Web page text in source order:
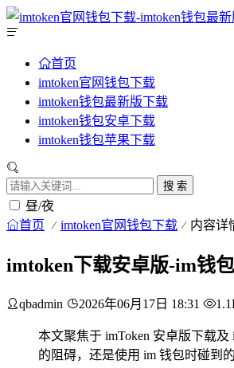
首页
imtoken官网钱包下载
imtoken钱包最新版下载
imtoken钱包安卓下载
imtoken钱包苹果下载
搜 索
昼/夜
首页 imtoken官网钱包下载 内容详
imtoken下载安卓版-im钱
qbadmin 2026年06月17日 18:31
本文聚焦于 imToken 安卓版下载
的阻碍，还是使用 im 钱包时碰到